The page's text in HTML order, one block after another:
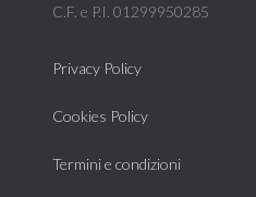
C.F. e P.I. 01299950285
Privacy Policy
Cookies Policy
Termini e condizioni